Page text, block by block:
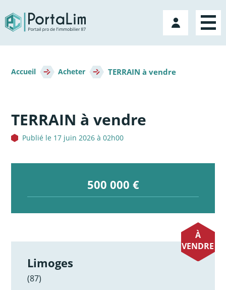
directement
au
contenu
Mon
compte
d'Ariane
Accueil Acheter TERRAIN à vendre
TERRAIN à vendre
Publié le 17 juin 2026 à 02h00
500 000 €
À
VENDRE
Limoges
(87)